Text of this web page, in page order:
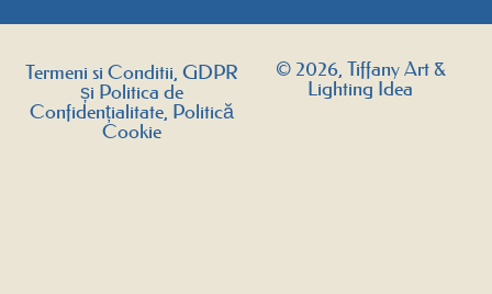
Termeni si Conditii, GDPR
și Politica de
Confidențialitate, Politică
Cookie
© 2026, Tiffany Art &
Lighting Idea